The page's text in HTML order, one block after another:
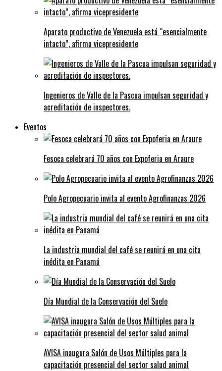
Aparato productivo de Venezuela está “esencialmente
intacto”, afirma vicepresidente
Ingenieros de Valle de la Pascua impulsan seguridad y
acreditación de inspectores.
Eventos
Fesoca celebrará 70 años con Expoferia en Araure
Polo Agropecuario invita al evento Agrofinanzas 2026
La industria mundial del café se reunirá en una cita
inédita en Panamá
Día Mundial de la Conservación del Suelo
AVISA inaugura Salón de Usos Múltiples para la
capacitación presencial del sector salud animal